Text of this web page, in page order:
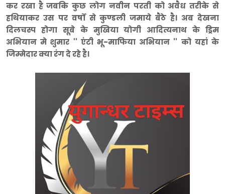
कर रखा है जबकि कुछ लोग नवीन परती को अवैध तरीके से
हथियाकर उस पर वर्षो से कुण्डली जमाये बैठे है। अब देखना
दिलचस्प होगा सूबे के मुखिया योगी आदित्यनाथ के ड्रिम
अभियान मे शुमार '' एंटी भू-माफिया अभियान '' को यहां के
जिम्मेदार क्या रंग दे रहे है।